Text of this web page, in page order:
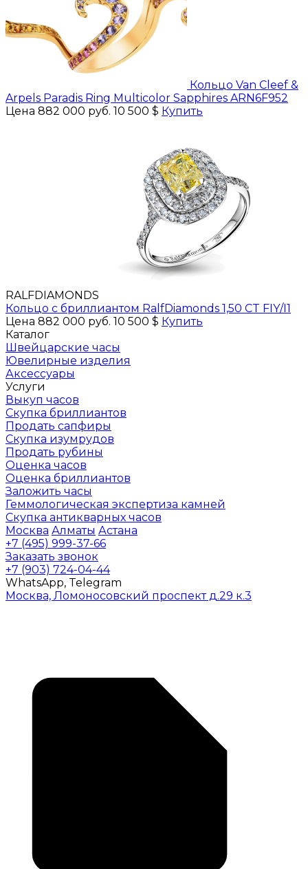
Кольцо Van Cleef &
Arpels Paradis Ring Multicolor Sapphires ARN6F952
Цена 882 000 руб. 10 500 $ Купить
RALFDIAMONDS
Кольцо с бриллиантом RalfDiamonds 1,50 CT FIY/I1
Цена 882 000 руб. 10 500 $ Купить
Каталог
Швейцарские часы
Ювелирные изделия
Аксессуары
Услуги
Выкуп часов
Скупка бриллиантов
Продать сапфиры
Скупка изумрудов
Продать рубины
Оценка часов
Оценка бриллиантов
Заложить часы
Геммологическая экспертиза камней
Скупка антикварных часов
Москва Алматы Астана
+7 (495) 999-37-66
Заказать звонок
+7 (903) 724-04-44
WhatsApp, Telegram
Москва, Ломоносовский проспект д.29 к.3